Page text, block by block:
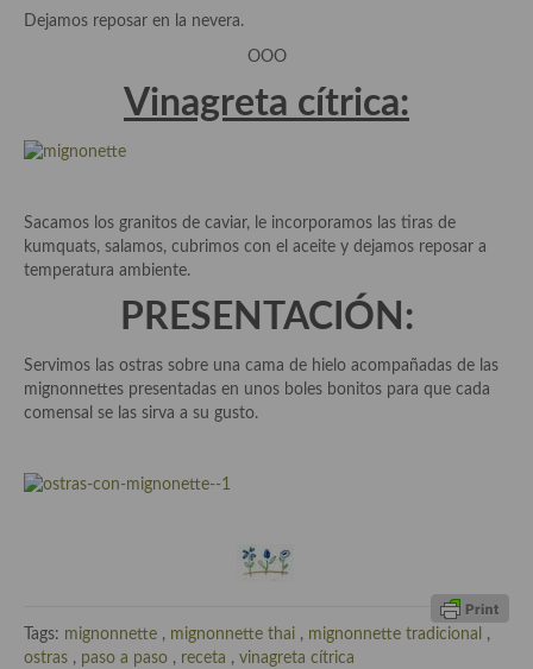
Cocina Azerí (Azerbaiyán)
Cocina de Tunez
Cocina Oriental
Cocina Japonesa
Cocina Vietnamita
Cocina Coreana
Cocina China
Cocina de Hawái
Dejamos reposar en la nevera.
OOO
Vinagreta cítrica:
Sacamos los granitos de caviar, le incorporamos las tiras de
kumquats, salamos, cubrimos con el aceite y dejamos reposar a
temperatura ambiente.
PRESENTACIÓN:
Servimos las ostras sobre una cama de hielo acompañadas de las
mignonnettes presentadas en unos boles bonitos para que cada
comensal se las sirva a su gusto.
Tags: mignonnette , mignonnette thai , mignonnette tradicional
,
ostras , paso a paso , receta , vinagreta cítrica